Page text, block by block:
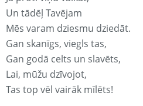
Un tādēļ Tavējam
Mēs varam dziesmu dziedāt.
Gan skanīgs, viegls tas,
Gan godā celts un slavēts,
Lai, mūžu dzīvojot,
Tas top vēl vairāk mīlēts!